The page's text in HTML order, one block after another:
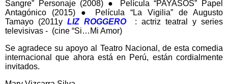
Sangre” Personaje (2008) ● Película “PAYASOS” Papel
Antagónico (2015) ● Película “La Vigilia” de Augusto
Tamayo (2011y LIZ ROGGERO
: actriz teatral y series
televisivas - (cine “Si…Mi Amor)
Se agradece su apoyo al Teatro Nacional, de esta comedia
internacional que ahora está en Perú, están cordialmente
invitados.